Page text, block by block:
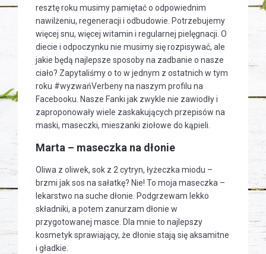
resztę roku musimy pamiętać o odpowiednim
nawilżeniu, regeneracji i odbudowie. Potrzebujemy
więcej snu, więcej witamin i regularnej pielęgnacji. O
diecie i odpoczynku nie musimy się rozpisywać, ale
jakie będą najlepsze sposoby na zadbanie o nasze
ciało? Zapytaliśmy o to w jednym z ostatnich w tym
roku #wyzwańVerbeny na naszym profilu na
Facebooku. Nasze Fanki jak zwykle nie zawiodły i
zaproponowały wiele zaskakujących przepisów na
maski, maseczki, mieszanki ziołowe do kąpieli.
Marta – maseczka na dłonie
Oliwa z oliwek, sok z 2 cytryn, łyżeczka miodu –
brzmi jak sos na sałatkę? Nie! To moja maseczka –
lekarstwo na suche dłonie. Podgrzewam lekko
składniki, a potem zanurzam dłonie w
przygotowanej masce. Dla mnie to najlepszy
kosmetyk sprawiający, że dłonie stają się aksamitne
i gładkie.